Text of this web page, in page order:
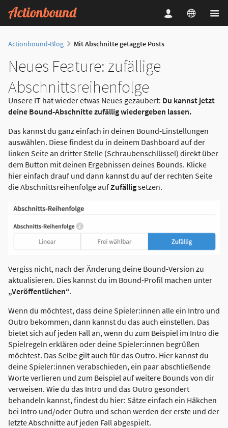
Actionbound-Blog Mit Abschnitte getaggte Posts
Neues Feature: zufällige
Abschnittsreihenfolge
Unsere IT hat wieder etwas Neues gezaubert: Du kannst jetzt
deine Bound-Abschnitte zufällig wiedergeben lassen.
Das kannst du ganz einfach in deinen Bound-Einstellungen
auswählen. Diese findest du in deinem Dashboard auf der
linken Seite an dritter Stelle (Schraubenschlüssel) direkt über
dem Button mit deinen Ergebnissen deines Bounds. Klicke
hier einfach drauf und dann kannst du auf der rechten Seite
die Abschnittsreihenfolge aufZufälligsetzen.
Vergiss nicht, nach der Änderung deine Bound-Version zu
aktualisieren. Dies kannst du im Bound-Profil machen unter
„Veröffentlichen“.
Wenn du möchtest, dass deine Spieler:innen alle ein Intro und
Outro bekommen, dann kannst du das auch einstellen. Das
bietet sich auf jeden Fall an, wenn du zum Beispiel im Intro die
Spielregeln erklären oder deine Spieler:innen begrüßen
möchtest. Das Selbe gilt auch für das Outro. Hier kannst du
deine Spieler:innen verabschieden, ein paar abschließende
Worte verlieren und zum Beispiel auf weitere Bounds von dir
verweisen. Wie du das Intro und das Outro gesondert
behandeln kannst, findest du hier: Sätze einfach ein Häkchen
bei Intro und/oder Outro und schon werden der erste und der
letzte Abschnitte auf jeden Fall abgespielt.